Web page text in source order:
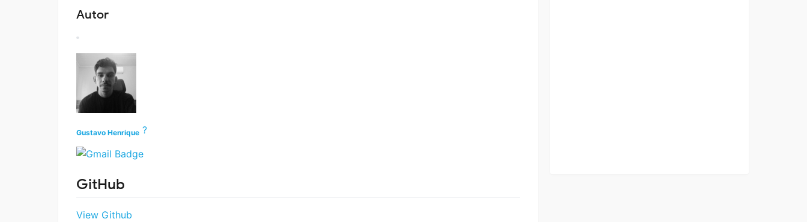
Autor
Gustavo Henrique ?
GitHub
View Github